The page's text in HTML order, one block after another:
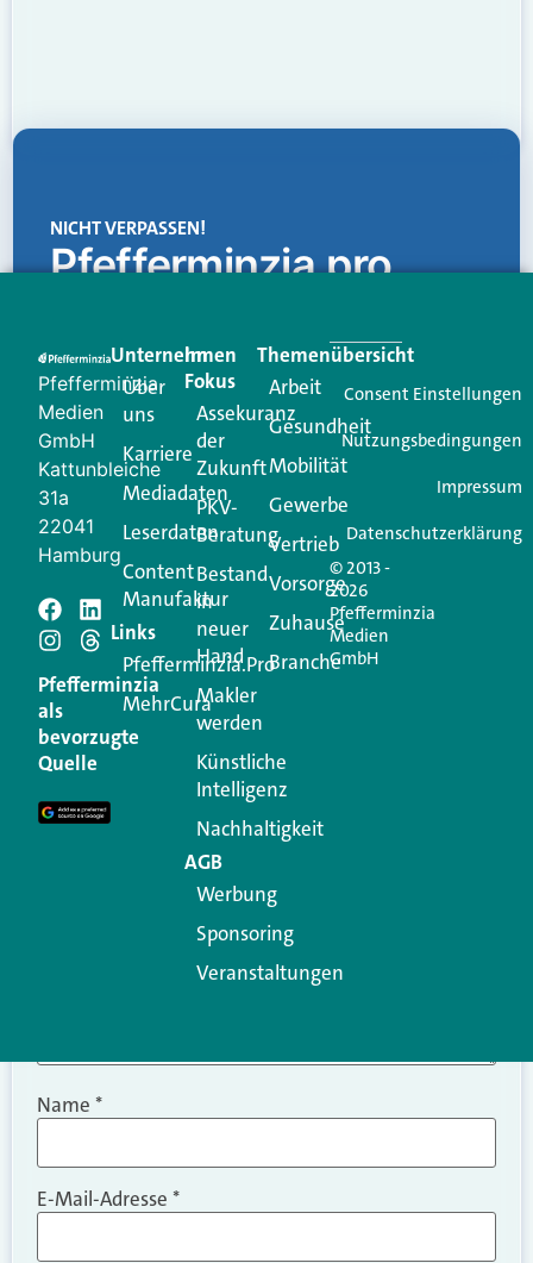
NICHT VERPASSEN!
Pfefferminzia.pro
Creator für Ihre Kundenkommunikation. Alles, was
Ihren Vertriebsalltag leichter macht. Mit nur einem
Login.
Jetzt anmelden
Schreiben Sie einen
Kommentar
Ihre E-Mail-Adresse wird nicht veröffentlicht.
Erforderliche Felder sind mit
Kommentar
Name *
E-Mail-Adresse *
Pfefferminzia
Medien
GmbH
Kattunbleiche
31a
22041
Hamburg
Pfefferminzia
als
bevorzugte
Quelle
Unternehmen
Über
uns
Karriere
Mediadaten
Leserdaten
Content
Manufaktur
Links
Pfefferminzia.Pro
MehrCura
Im
Fokus
Assekuranz
der
Zukunft
PKV-
Beratung
Bestand
in
neuer
Hand
Makler
werden
Künstliche
Intelligenz
Nachhaltigkeit
AGB
Werbung
Sponsoring
Veranstaltungen
Themenübersicht
Arbeit
Gesundheit
Mobilität
Gewerbe
Vertrieb
Vorsorge
Zuhause
Branche
© 2013 -
2026
Pfefferminzia
Medien
GmbH
Consent Einstellungen
Nutzungsbedingungen
Impressum
Datenschutzerklärung